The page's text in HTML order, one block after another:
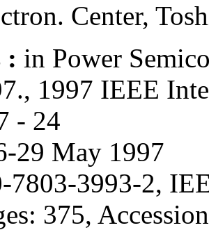
Center,
: in Power
1997 IEEE
- 24
29 May 1997
7803-3993-2,
375,